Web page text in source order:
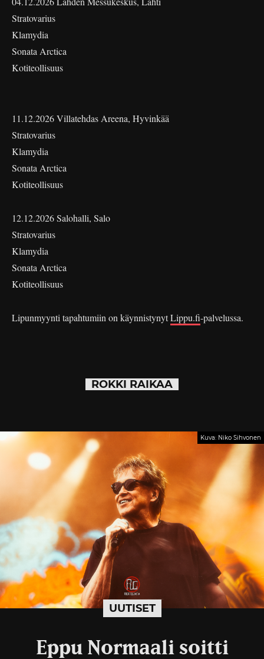
Stratovarius
Klamydia
Sonata Arctica
Kotiteollisuus
11.12.2026 Villatehdas Areena, Hyvinkää
Stratovarius
Klamydia
Sonata Arctica
Kotiteollisuus
12.12.2026 Salohalli, Salo
Stratovarius
Klamydia
Sonata Arctica
Kotiteollisuus
Lipunmyynti tapahtumiin on käynnistynytLippu.fi-palvelussa.
ROKKI RAIKAA
UUTISET
Kuva: Niko Sihvonen
Eppu Normaali soitti